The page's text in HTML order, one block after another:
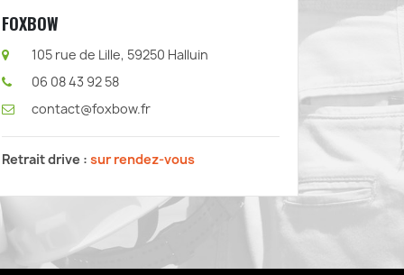
FOXBOW
105 rue de Lille, 59250 Halluin
06 08 43 92 58
contact@foxbow.fr
Retrait drive : sur rendez-vous